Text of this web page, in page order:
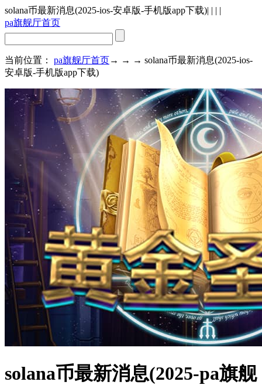
solana币最新消息(2025-ios-安卓版-手机版app下载)| | | |
pa旗舰厅首页
当前位置： pa旗舰厅首页→ → → solana币最新消息(2025-ios-
安卓版-手机版app下载)
solana币最新消息(2025-pa旗舰